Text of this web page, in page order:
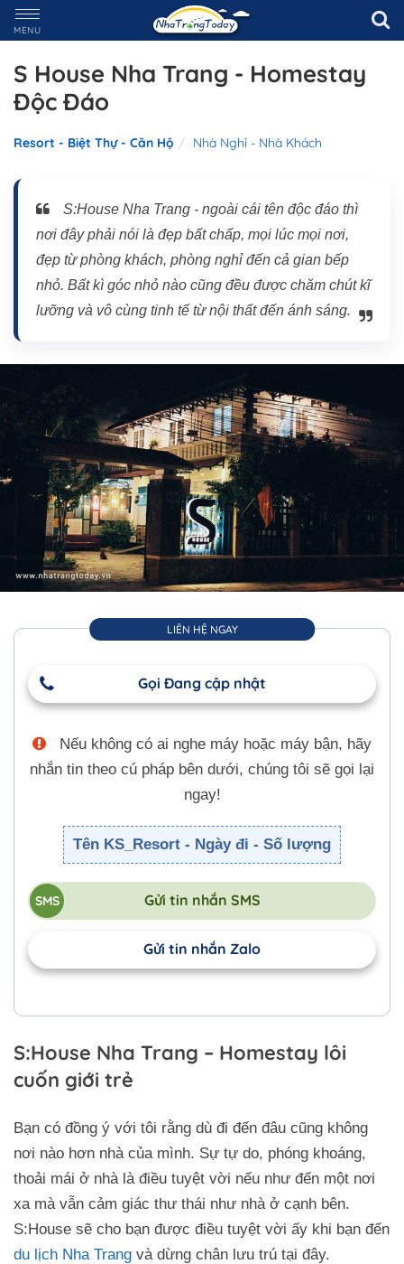
MENU
S House Nha Trang - Homestay
Độc Đáo
Resort - Biệt Thự - Căn Hộ Nhà Nghỉ - Nhà Khách
S:House Nha Trang - ngoài cái tên độc đáo thì
nơi đây phải nói là đẹp bất chấp, mọi lúc mọi nơi,
đẹp từ phòng khách, phòng nghỉ đến cả gian bếp
nhỏ. Bất kì góc nhỏ nào cũng đều được chăm chút kĩ
lưỡng và vô cùng tinh tế từ nội thất đến ánh sáng.
LIÊN HỆ NGAY
Gọi Đang cập nhật
Nếu không có ai nghe máy hoặc máy bận, hãy
nhắn tin theo cú pháp bên dưới, chúng tôi sẽ gọi lại
ngay!
Tên KS_Resort - Ngày đi - Số lượng
Gửi tin nhắn SMS
Gửi tin nhắn Zalo
S:House Nha Trang – Homestay lôi
cuốn giới trẻ
Bạn có đồng ý với tôi rằng dù đi đến đâu cũng không
nơi nào hơn nhà của mình. Sự tự do, phóng khoáng,
thoải mái ở nhà là điều tuyệt vời nếu như đến một nơi
xa mà vẫn cảm giác thư thái như nhà ở cạnh bên.
S:House sẽ cho bạn được điều tuyệt vời ấy khi bạn đến
du lịch Nha Trang và dừng chân lưu trú tại đây.